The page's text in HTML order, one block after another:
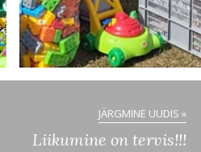
JÄRGMINE UUDIS »
Liikumine on tervis!!!